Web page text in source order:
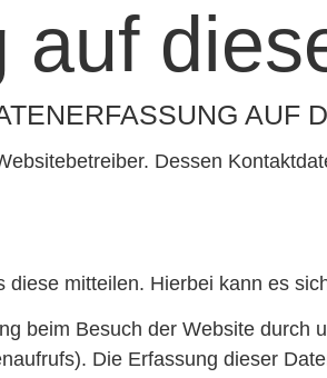
auf
AUF
Dessen
mitteilen. Hierbei kann es
beim Besuch der Website durch
Die Erfassung dieser